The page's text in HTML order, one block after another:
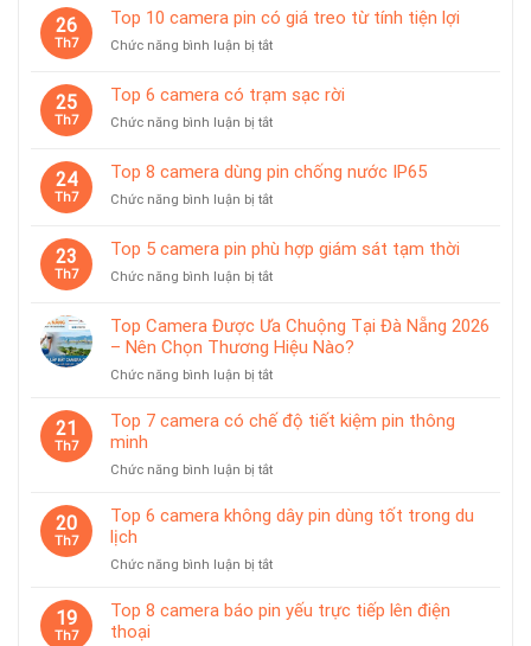
10
camera
giám
chuyên
vàng
26
Th7
Top 10 camera pin có giá treo từ tính tiện lợi
Chức năng bình luận bị tắtở
camera
pin
giá
từ
tiện
25
Th7
Top 6 camera có trạm sạc rời
Chức năng bình luận bị tắtở
6
camera
có
sạc
24
Th7
Top 8 camera dùng pin chống nước IP65
Chức năng bình luận bị tắtở
8
camera
dùng
chống
nước
IP65
23
Th7
Top 5 camera pin phù hợp giám sát tạm thời
Chức năng bình luận bị tắtở
5
camera
pin
phù
giám
thời
Top Camera Được Ưa Chuộng Tại Đà Nẵng 2026
– Nên Chọn Thương Hiệu Nào?
Chức năng bình luận bị tắtở
Camera
Được
Chuộng
Đà
Chọn
21
Th7
Top 7 camera có chế độ tiết kiệm pin thông
minh
Chức năng bình luận bị tắtở
camera
chế
tiết
20
Th7
Top 6 camera không dây pin dùng tốt trong du
lịch
Chức năng bình luận bị tắtở
6
camera
19
Th7
Top 8 camera báo pin yếu trực tiếp lên điện
thoại